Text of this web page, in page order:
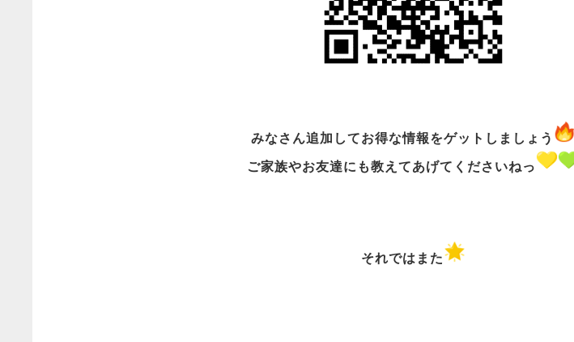
みなさん追加してお得な情報をゲットしましょう
ご家族やお友達にも教えてあげてくださいねっ
それではまた